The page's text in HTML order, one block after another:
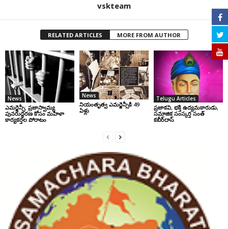
vskteam
RELATED ARTICLES MORE FROM AUTHOR
News
ఎమర్జెన్సీ: ప్రజాస్వామ్య
పునరుద్ధరణ కోసం మహిళా
కార్యకర్తల పోరాటం
News
నియంతృత్వ ఎమర్జెన్సీకి 49
ఏళ్లు
Telugu Articles
ప్రజాకవి, భక్తి ఉద్యమకారుడు,
సమాజిక సంస్కర్త సంత్‌
కబీర్‌దాస్‌